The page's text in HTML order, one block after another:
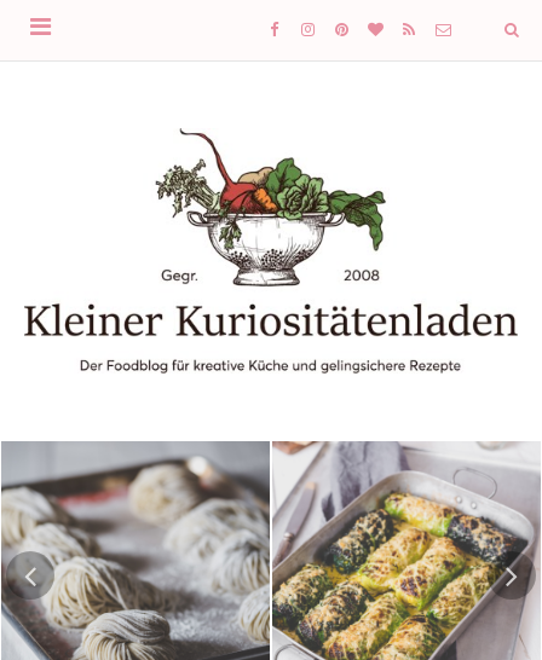
Risotto-Wirsing-Rouladen
Gedämpfte
子 / 饺子